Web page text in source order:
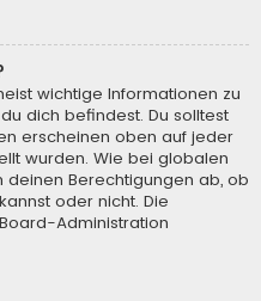
wichtige Informationen zu
dich befindest. Du solltest
erscheinen oben auf jeder
wurden. Wie bei globalen
Berechtigungen ab, ob
oder nicht. Die
Administration